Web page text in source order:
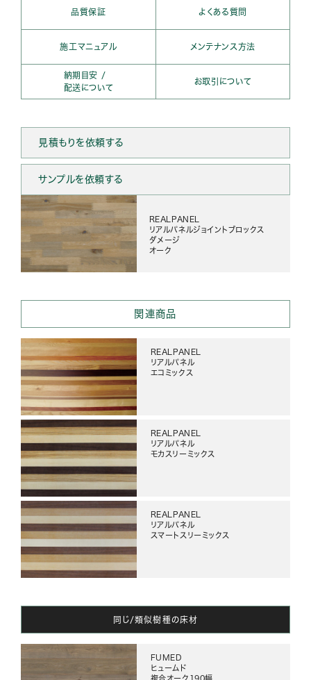
見積もりを依頼する
サンプルを依頼する
REALPANEL
リアルパネルジョイントブロックス
ダメージ
オーク
関連商品
REALPANEL
リアルパネル
エコミックス
REALPANEL
リアルパネル
モカスリーミックス
REALPANEL
リアルパネル
スマートスリーミックス
同じ/類似樹種の床材
FUMED
ヒュームド
品質保証 よくある質問
施工マニュアル メンテナンス方法
納期目安 /
配送について
お取引について